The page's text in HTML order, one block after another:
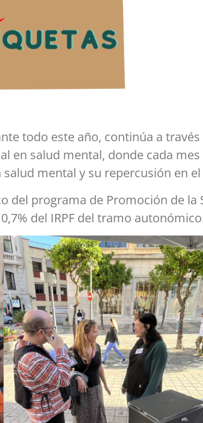
todo este año, continúa a
en salud mental, donde cada
mental y su repercusión en
del programa de Promoción de la
del IRPF del tramo